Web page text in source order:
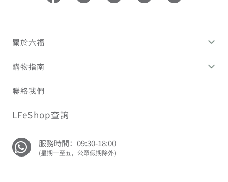
關於六福
購物指南
聯絡我們
LFeShop查詢
服務時間：09:30-18:00
(星期一至五，公眾假期除外)